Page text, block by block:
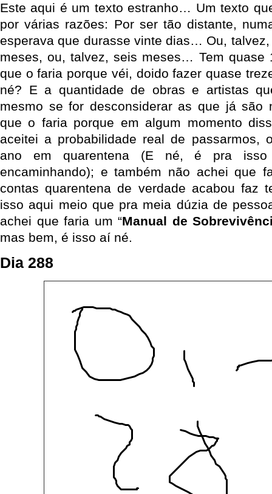
Este aqui é um texto estranho… Um texto
por várias razões: Por ser tão distante,
esperava que durasse vinte dias… Ou,
meses, ou, talvez, seis meses… Tem quase
que o faria porque véi, doido fazer quase
né? E a quantidade de obras e artistas
mesmo se for desconsiderar as que já são
que o faria porque em algum momento
aceitei a probabilidade real de passarmos,
ano em quarentena (E né, é pra isso
encaminhando); e também não achei que
contas quarentena de verdade acabou faz
isso aqui meio que pra meia dúzia de
achei que faria um “Manual de
mas bem, é isso aí né.
Dia 288